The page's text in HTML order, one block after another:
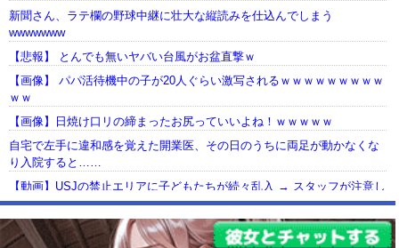
新聞さん、ラテ欄の野球中継に壮大な縦読みを仕込んでしまう
wwwwwww
【悲報】 とんでも無いヤバい台風がお盆直撃ｗ
【画像】 パパ活待機中の子が20人ぐらい激写されるｗｗｗｗｗｗｗｗｗ
ｗｗ
【画像】日焼け口リの締まったお尻っていいよね！ｗｗｗｗｗ
自宅で左手に違和感を覚えた開業医、その日のうちに両足が動かなくな
り入院すると……
【動画】USJの禁止エリアに子どもたちが続々乱入 → スタッフが注意し
ても止まらない事態に
Powered by livedoor 相互RSS